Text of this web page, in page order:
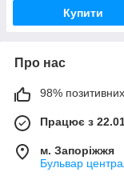
Купити
Про нас
98% позитивних
Працює з
м. Запоріжжя
Бульвар